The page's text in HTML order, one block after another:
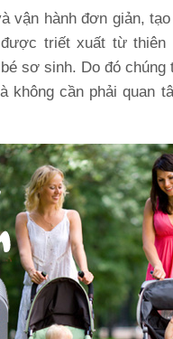
vận hành đơn giản,
triết xuất từ
sơ sinh. Do đó
không cần phải quan